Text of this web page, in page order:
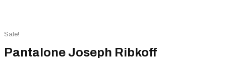
Sale!
Pantalone Joseph Ribkoff